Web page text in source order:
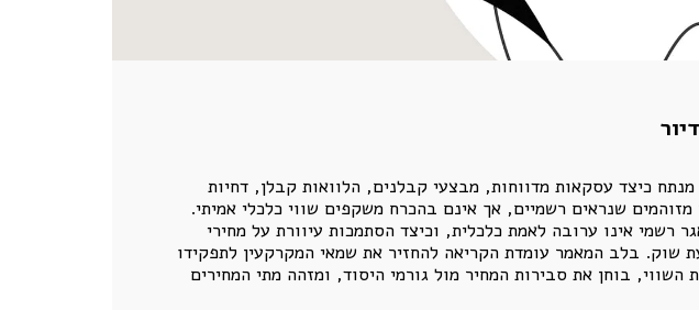
כיצד עסקאות מדווחות, מבצעי קבלנים, הלוואות קבלן, דחיות
מחיר מזוהמים שנראים רשמיים, אך אינם בהכרח משקפים שווי כלכלי אמיתי.
רשמי אינו ערובה לאמת כלכלית, וכיצד הסתמכות עיוורת על מחירי
שוק. בלב המאמר עומדת הקריאה להחזיר את שמאי המקרקעין לתפקידו
בוחן את סבירות המחיר מול גורמי היסוד, ומזהה מתי המחירים